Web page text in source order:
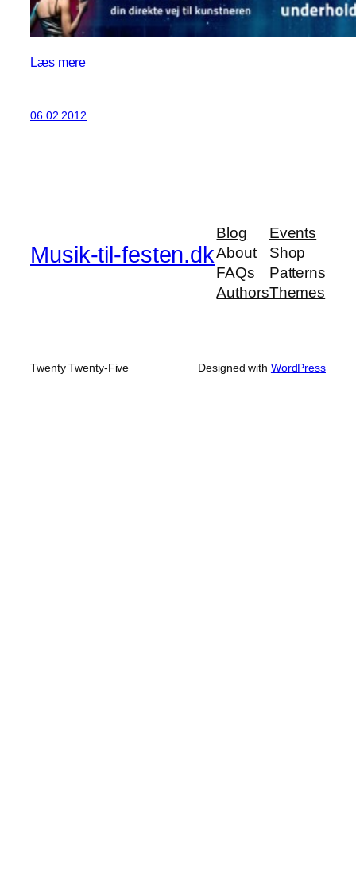
Læs mere
06.02.2012
Musik-til-festen.dk
Blog
About
FAQs
Authors
Events
Shop
Patterns
Themes
Twenty Twenty-Five Designed with WordPress